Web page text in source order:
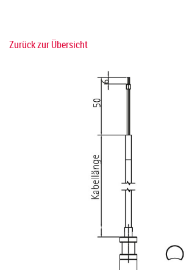
Zurück zur Übersicht